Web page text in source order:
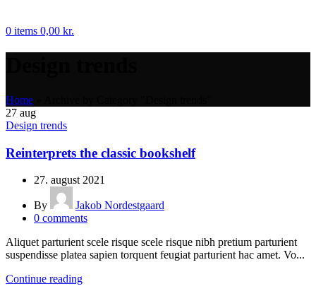
0 items 0,00 kr.
Home
27 aug
Design trends
Reinterprets the classic bookshelf
27. august 2021
By
Jakob Nordestgaard
0 comments
Aliquet parturient scele risque scele risque nibh pretium parturient
suspendisse platea sapien torquent feugiat parturient hac amet. Vo...
Continue reading